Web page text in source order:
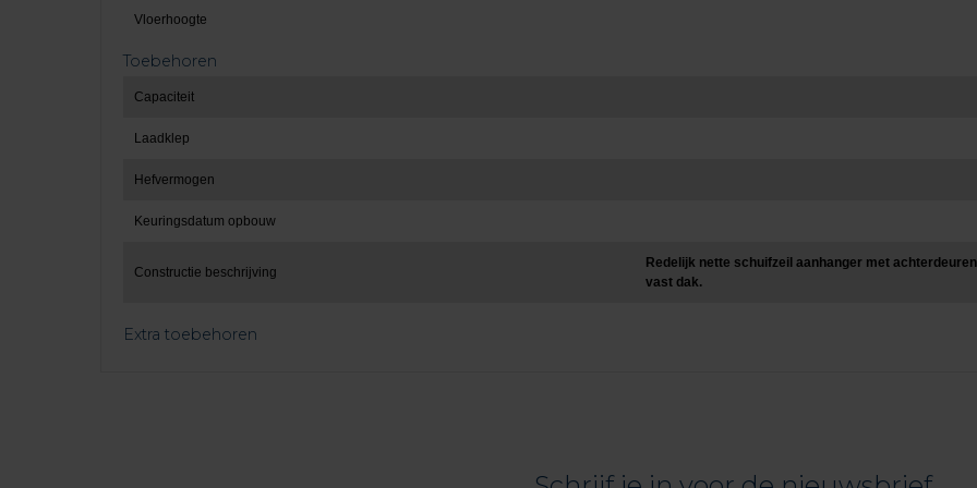
Vloerhoogte
Toebehoren
Capaciteit
Laadklep
Hefvermogen
Keuringsdatum opbouw
Constructie beschrijving
Redelijk nette schuifzeil aanhanger met
vast dak.
Extra toebehoren